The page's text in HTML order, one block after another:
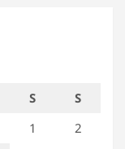
S
S
1
2